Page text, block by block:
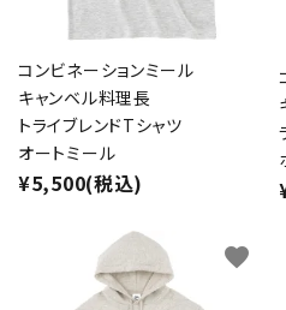
コンビネーションミール
キャンベル料理長
トライブレンドTシャツ
オートミール
¥5,500(税込)
favorite